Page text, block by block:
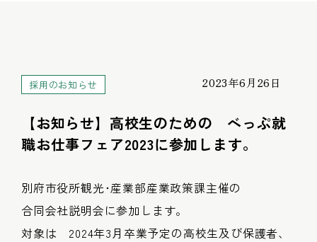
採用のお知らせ 2023年6月26日
【お知らせ】高校生のための べっぷ就
職お仕事フェア2023に参加します。
別府市役所観光･産業部産業政策課主催の
合同会社説明会に参加します。
対象は 2024年3月卒業予定の高校生及び保護者、